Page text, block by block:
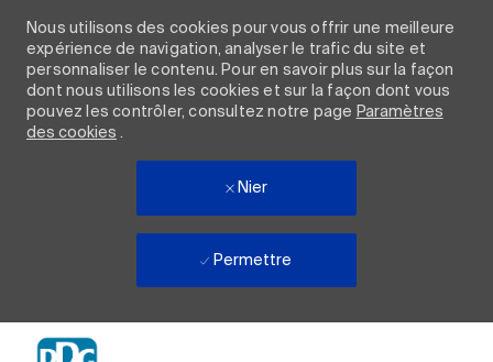
Nous utilisons des cookies pour vous offrir une meilleure
expérience de navigation, analyser le trafic du site et
personnaliser le contenu. Pour en savoir plus sur la façon
dont nous utilisons les cookies et sur la façon dont vous
pouvez les contrôler, consultez notre page Paramètres
des cookies .
Nier
Permettre